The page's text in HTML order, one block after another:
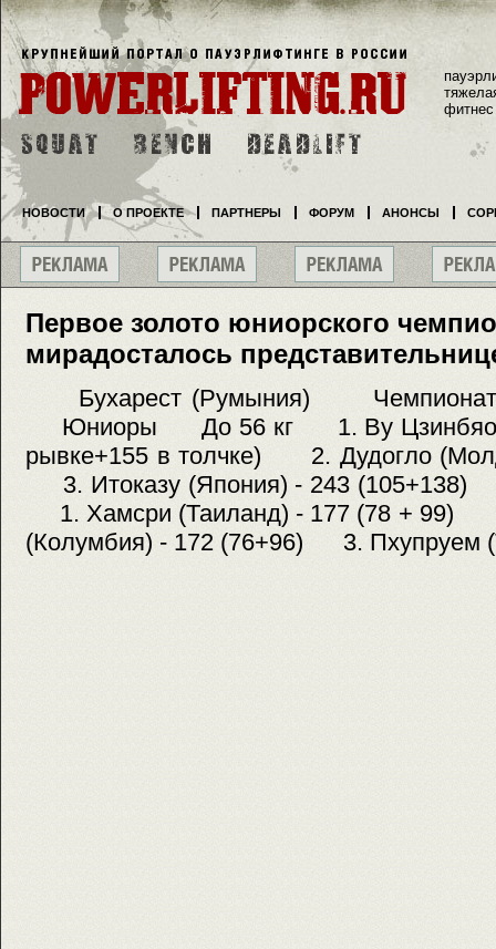
Первое золото юниорского
мирадосталось
Бухарест (Румыния) Чемпионат
Юниоры До 56 кг 1. Ву Цзинбяо
рывке+155 в толчке) 2. Дудогло
3. Итоказу (Япония) - 243
1. Хамсри (Таиланд) - 177 (78 + 99)
(Колумбия) - 172 (76+96) 3. Пхупруем
фитнес
НОВОСТИ О ПРОЕКТЕ ПАРТНЕРЫ ФОРУМ АНОНСЫ